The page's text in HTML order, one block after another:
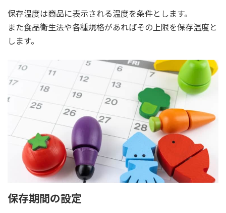
保存温度は商品に表示される温度を条件とします。
また食品衛生法や各種規格があればその上限を保存温度と
します。
保存期間の設定